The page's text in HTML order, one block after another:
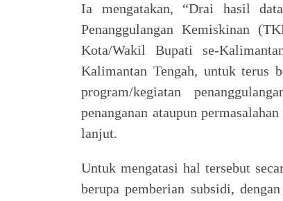
Ia mengatakan, “Drai hasil
Penanggulangan Kemiskinan
Kota/Wakil Bupati se-
Kalimantan Tengah, untuk terus
program/kegiatan
penanganan ataupun
lanjut.
Untuk mengatasi hal tersebut
berupa pemberian subsidi,